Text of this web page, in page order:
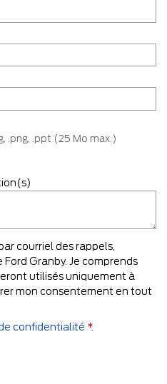
.png, .ppt (25 Mo max.)
courriel des rappels,
Granby. Je comprends
utilisés uniquement à
mon consentement en tout
confidentialité *.